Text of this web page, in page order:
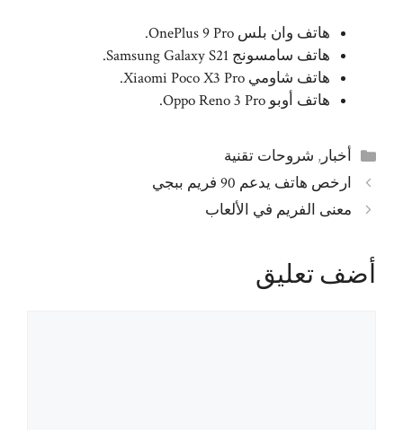
هاتف وان بلس OnePlus 9 Pro.
هاتف سامسونج Samsung Galaxy S21.
هاتف شاومي Xiaomi Poco X3 Pro.
هاتف أوبو Oppo Reno 3 Pro.
التصنيفات
أخبار, شروحات تقنية
ارخص هاتف يدعم 90 فريم ببجي
معنى الفريم في الألعاب
أضف تعليق